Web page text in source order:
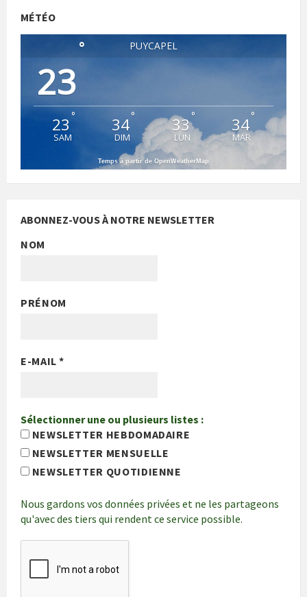
MÉTÉO
PUYCAPEL
23
°
23 °
SAM
34°
DIM
33°
LUN
34°
MAR
Temps à partir de OpenWeatherMap
ABONNEZ-VOUS À NOTRE NEWSLETTER
NOM
PRÉNOM
E-MAIL*
Sélectionner une ou plusieurs listes :
NEWSLETTER HEBDOMADAIRE
NEWSLETTER MENSUELLE
NEWSLETTER QUOTIDIENNE
Nous gardons vos données privées et ne les partageons
qu'avec des tiers qui rendent ce service possible.